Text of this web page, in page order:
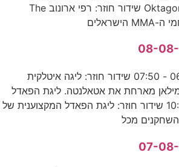
Oktagon MMA 12:00 - 14:01 שידור חוזר: רפי ארונוב The
מילאן - אטאלנטה 06:00 - 07:50 שידור חוזר: ליגה איטלקית
26, מחזור 36: מילאן מארחת את אטאלנטה. ליגת הפאדל
המקצועית 07:50 - 10:50 שידור חוזר: ליגת הפאדל המקצוענית של
השחקנים מכל